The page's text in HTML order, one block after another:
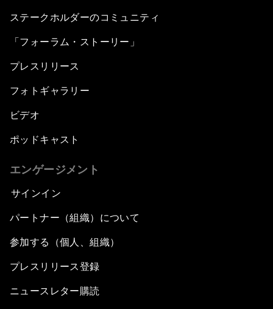
ステークホルダーのコミュニティ
「フォーラム・ストーリー」
プレスリリース
フォトギャラリー
ビデオ
ポッドキャスト
エンゲージメント
サインイン
パートナー（組織）について
参加する（個人、組織）
プレスリリース登録
ニュースレター購読